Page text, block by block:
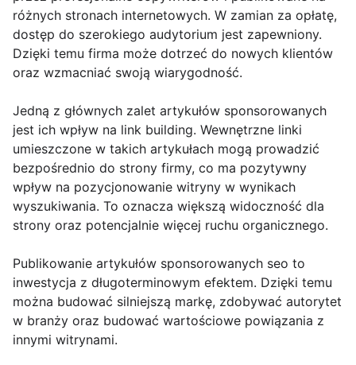
różnych stronach internetowych. W zamian za opłatę,
dostęp do szerokiego audytorium jest zapewniony.
Dzięki temu firma może dotrzeć do nowych klientów
oraz wzmacniać swoją wiarygodność.
Jedną z głównych zalet artykułów sponsorowanych
jest ich wpływ na link building. Wewnętrzne linki
umieszczone w takich artykułach mogą prowadzić
bezpośrednio do strony firmy, co ma pozytywny
wpływ na pozycjonowanie witryny w wynikach
wyszukiwania. To oznacza większą widoczność dla
strony oraz potencjalnie więcej ruchu organicznego.
Publikowanie artykułów sponsorowanych seo to
inwestycja z długoterminowym efektem. Dzięki temu
można budować silniejszą markę, zdobywać autorytet
w branży oraz budować wartościowe powiązania z
innymi witrynami.